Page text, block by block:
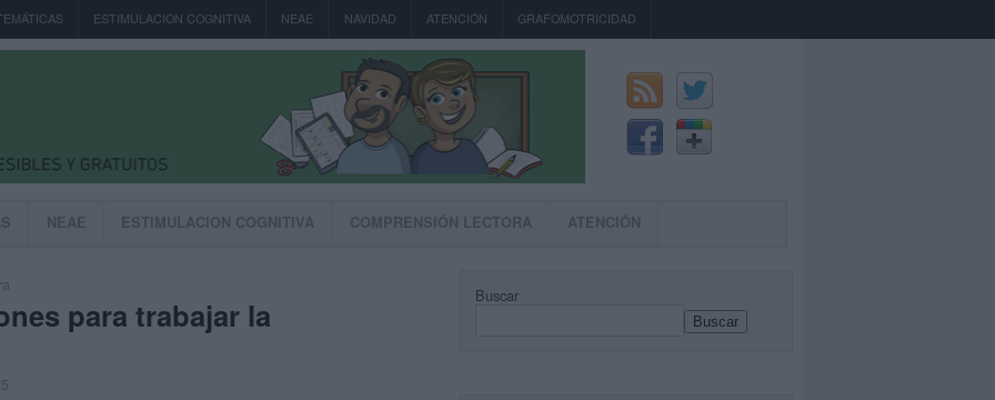
ESTIMULACION COGNITIVA NEAE NAVIDAD ATENCIÓN GRAFOMOTRICIDAD
NEAE ESTIMULACION COGNITIVA COMPRENSIÓN LECTORA ATENCIÓN
para trabajar la Buscar
Buscar